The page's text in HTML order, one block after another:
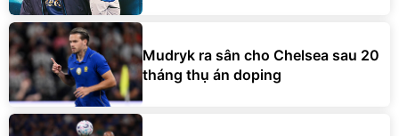
Mudryk ra sân cho Chelsea sau 20
tháng thụ án doping